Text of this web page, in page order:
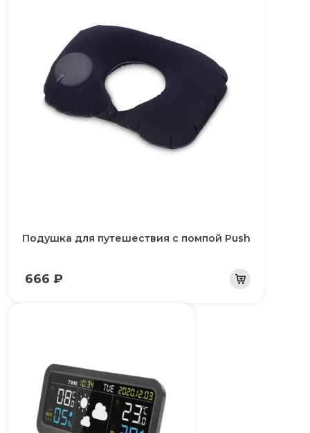
Подушка для путешествия с помпой Push
666 ₽